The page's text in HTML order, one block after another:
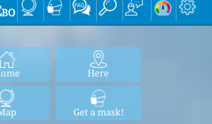
Here
Get a mask!